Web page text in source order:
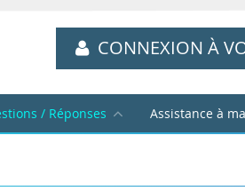
CONNEXION À
/ Réponses Assistance à